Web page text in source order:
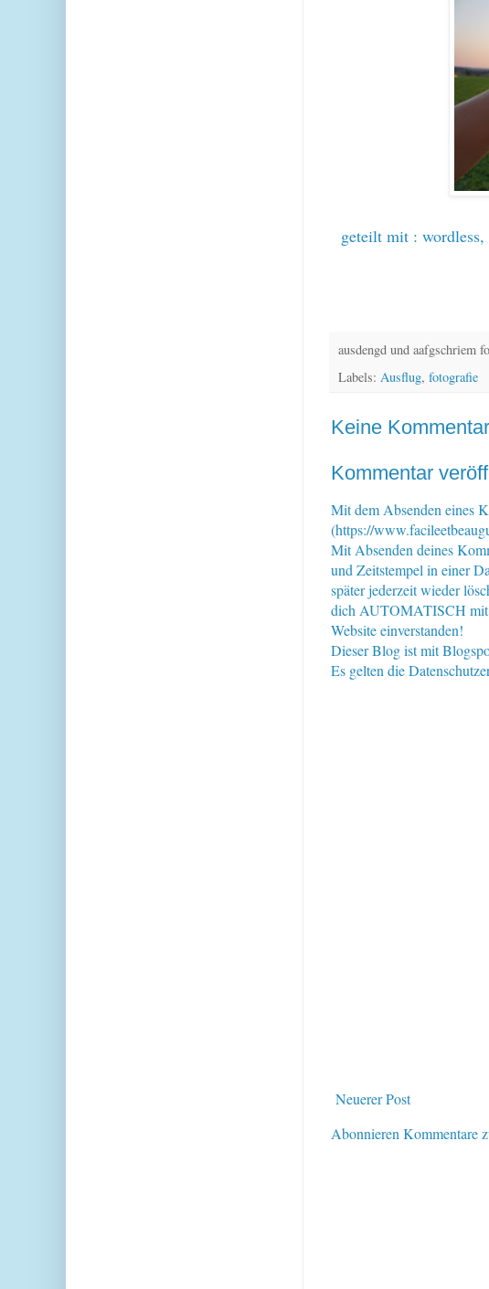
geteilt mit : wordless,
ausdengd und aafgschriem
Labels: Ausflug, fotografie
Keine
Kommentar
Mit dem Absenden eines
(https://
Mit Absenden deines
und Zeitstempel in einer
später jederzeit wieder
dich AUTOMATISCH mit
Website einverstanden!
Dieser Blog ist mit
Es gelten die
Neuerer Post
Abonnieren Kommentare